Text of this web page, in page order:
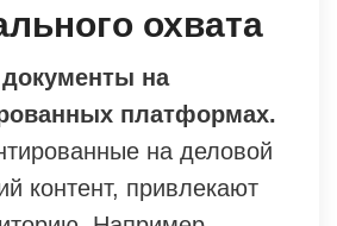
охвата
на
платформах.
на деловой
контент, привлекают